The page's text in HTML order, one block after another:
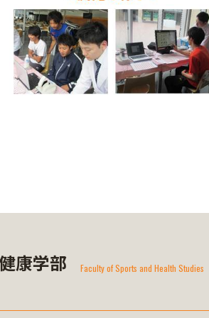
康学部 Faculty of Sports and Health Studies